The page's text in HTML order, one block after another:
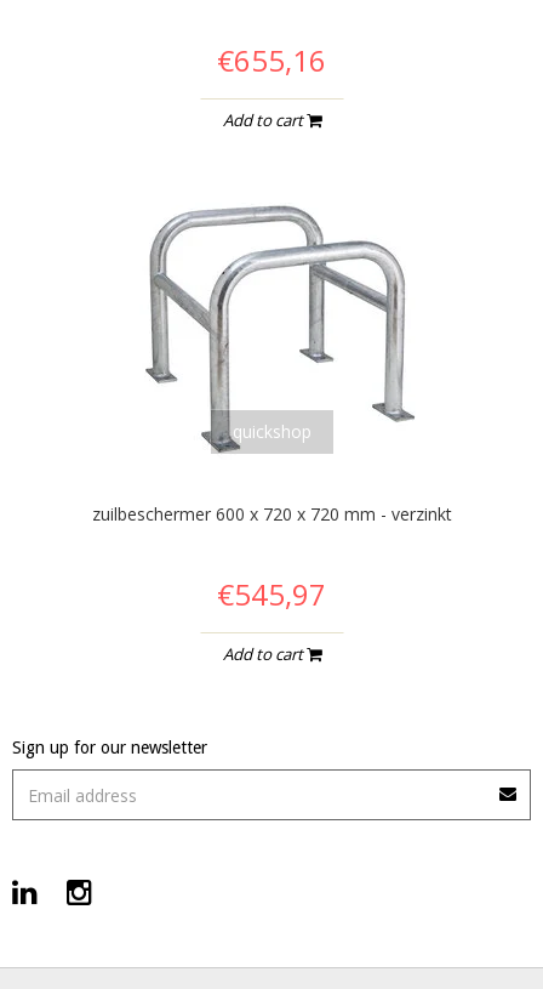
€655,16
Add to cart
quickshop
zuilbeschermer 600 x 720 x 720 mm - verzinkt
€545,97
Add to cart
Sign up for our newsletter